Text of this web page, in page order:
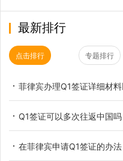
最新排行
点击排行 专题排行
菲律宾办理Q1签证详细材
Q1签证可以多次往返中国
在菲律宾申请Q1签证的办